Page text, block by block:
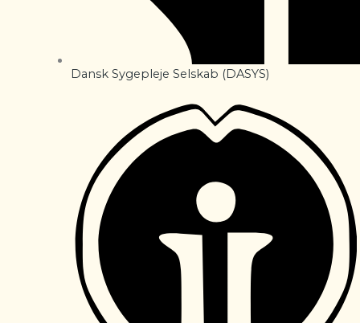
Dansk Sygepleje Selskab (DASYS)